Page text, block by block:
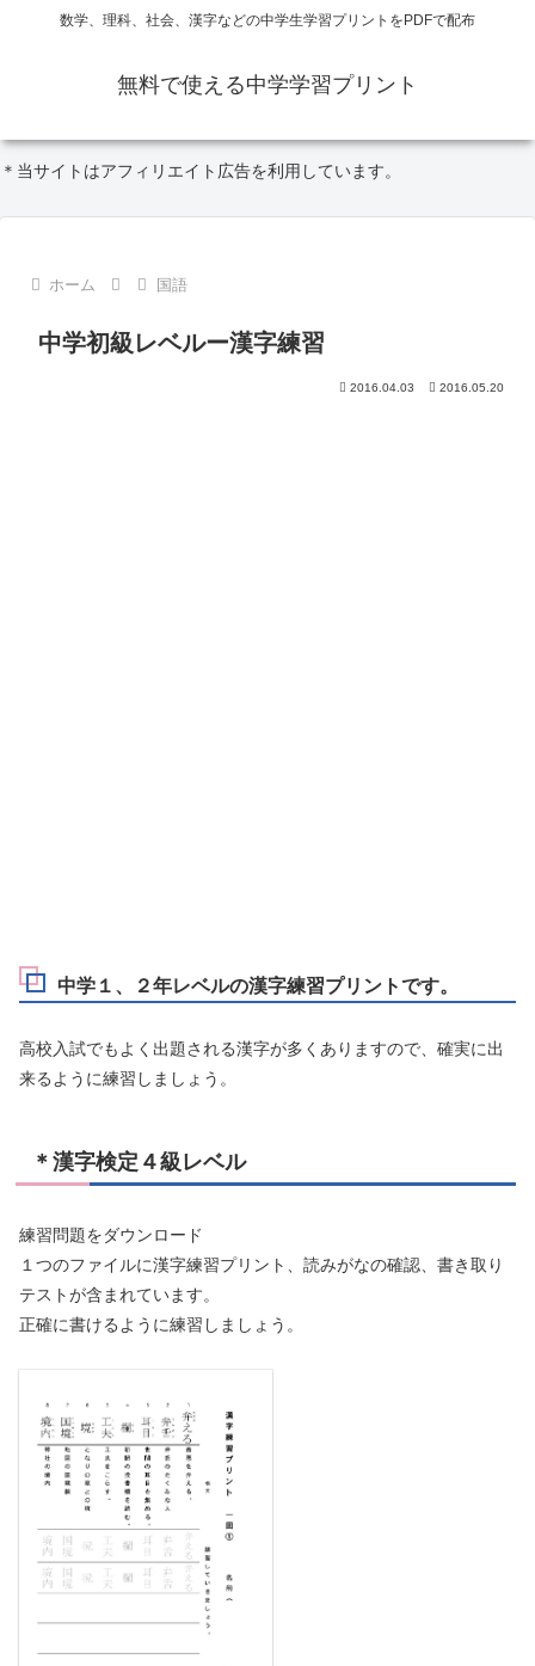
数学、理科、社会、漢字などの中学生学習プリントをPDFで配布
無料で使える中学学習プリント
＊当サイトはアフィリエイト広告を利用しています。
ホーム 国語
中学初級レベルー漢字練習
2016.04.03 2016.05.20
中学１、２年レベルの漢字練習プリントです。
高校入試でもよく出題される漢字が多くありますので、確実に出
来るように練習しましょう。
＊漢字検定４級レベル
練習問題をダウンロード
１つのファイルに漢字練習プリント、読みがなの確認、書き取り
テストが含まれています。
正確に書けるように練習しましょう。